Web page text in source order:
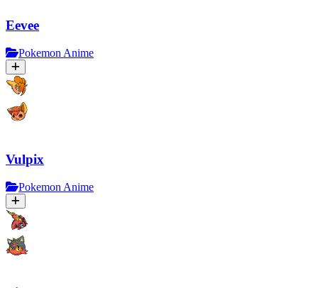
Eevee
Pokemon Anime
Vulpix
Pokemon Anime